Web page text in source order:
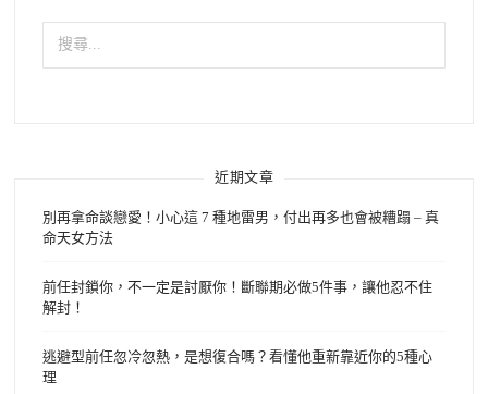
搜
鍵
近期文章
別再拿命談戀愛！小心這 7 種地雷男，付出再多也會被糟蹋 – 真
命天女方法
前任封鎖你，不一定是討厭你！斷聯期必做5件事，讓他忍不住
解封！
逃避型前任忽冷忽熱，是想復合嗎？看懂他重新靠近你的5種心
理